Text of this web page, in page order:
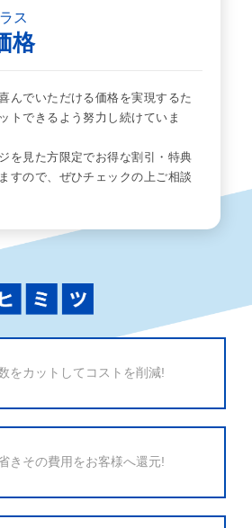
ス
格
んでいただける価格を実現するた
トできるよう努力し続けていま
を見た方限定でお得な割引・特典
すので、ぜひチェックの上ご相談
をカットしてコストを削減!
きその費用をお客様へ還元!